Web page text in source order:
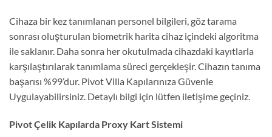
Cihaza bir kez tanımlanan personel bilgileri, göz tarama
sonrası oluşturulan biometrik harita cihaz içindeki algoritma
ile saklanır. Daha sonra her okutulmada cihazdaki kayıtlarla
karşılaştırılarak tanımlama süreci gerçekleşir. Cihazın tanıma
başarısı %99’dur. Pivot Villa Kapılarınıza Güvenle
Uygulayabilirsiniz. Detaylı bilgi için lütfen iletişime geçiniz.
Pivot Çelik Kapılarda Proxy Kart Sistemi